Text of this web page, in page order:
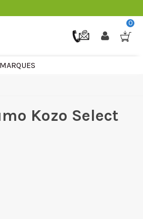
0
MARQUES
Kozo Select